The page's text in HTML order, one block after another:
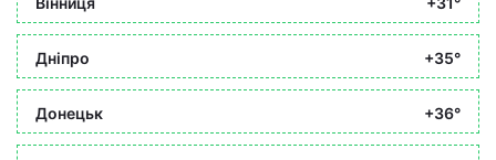
Дніпро +35°
Донецьк +36°